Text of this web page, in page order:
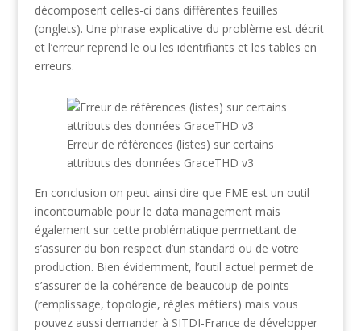
décomposent celles-ci dans différentes feuilles
(onglets). Une phrase explicative du problème est décrit
et l’erreur reprend le ou les identifiants et les tables en
erreurs.
Erreur de références (listes) sur certains
attributs des données GraceTHD v3
En conclusion on peut ainsi dire que FME est un outil
incontournable pour le data management mais
également sur cette problématique permettant de
s’assurer du bon respect d’un standard ou de votre
production. Bien évidemment, l’outil actuel permet de
s’assurer de la cohérence de beaucoup de points
(remplissage, topologie, règles métiers) mais vous
pouvez aussi demander à SITDI-France de développer